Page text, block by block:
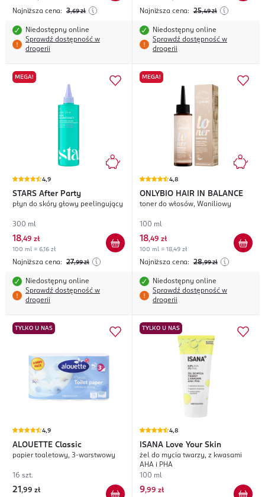
Najniższa cena: 3,69 zł
Niedostępny online
Sprawdź dostępność w
drogerii
Najniższa cena: 25,49 zł
Niedostępny online
Sprawdź dostępność w
drogerii
MEGA!
4,9
STARS After Party
płyn do skóry głowy peelingujący
300 ml
18,49 zł
100 ml = 6,16 zł
Najniższa cena: 27,99 zł
Niedostępny online
Sprawdź dostępność w
drogerii
MEGA!
4,8
ONLYBIO HAIR IN BALANCE
toner do włosów, Waniliowy
100 ml
18,49 zł
100 ml = 18,49 zł
Najniższa cena: 28,99 zł
Niedostępny online
Sprawdź dostępność w
drogerii
TYLKO U NAS
4,9
ALOUETTE Classic
papier toaletowy, 3-warstwowy
16 szt.
21 ,99 zł
TYLKO U NAS
4,8
ISANA Love Your Skin
żel do mycia twarzy, z kwasami
AHA i PHA
100 ml
9,99 zł